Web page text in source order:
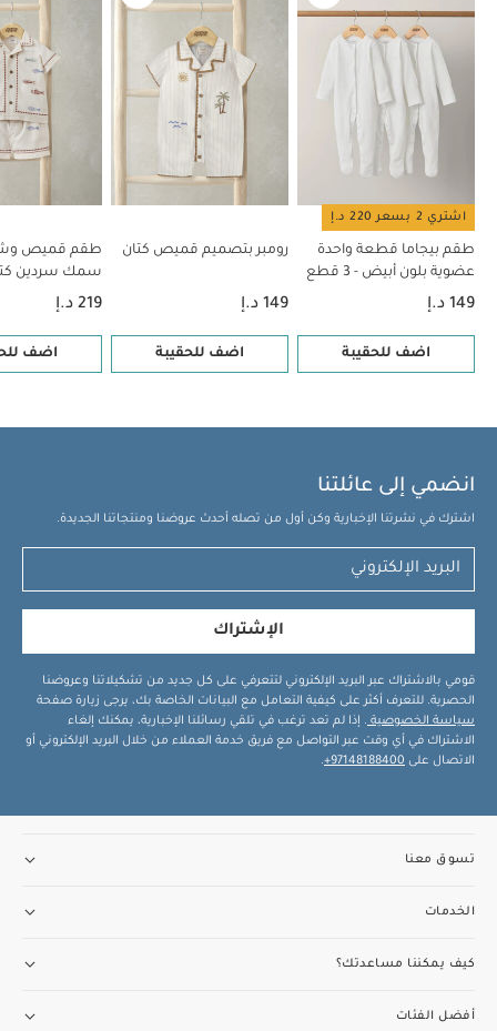
كتان، قطعتين رومبر قصير بنقشة سفاري بالكامل طقم بلوزة بلا أكمام
وشورت بنقشة مخططة كتان
اشتري 2 بسعر 220 د.إ
طقم بيجاما قطعة واحدة
عضوية بلون أبيض - 3 قطع
149 د.إ
اضف للحقيبة
رومبر بتصميم قميص كتان
149 د.إ
اضف للحقيبة
طقم قميص
سمك سردين
قطعتين
219 د.إ
اضف
انضمي إلى عائلتنا
اشترك في نشرتنا الإخبارية وكن أول من تصله أحدث عروضنا ومنتجاتنا الجديدة.
الإشتراك
قومي بالاشتراك عبر البريد الإلكتروني لتتعرفي على كل جديد من تشكيلاتنا وعروضنا
الحصرية. للتعرف أكثر على كيفية التعامل مع البيانات الخاصة بك، يرجى زيارة صفحة
سياسة الخصوصية . إذا لم تعد ترغب في تلقي رسائلنا الإخبارية، يمكنك إلغاء
الاشتراك في أي وقت عبر التواصل مع فريق خدمة العملاء من خلال البريد الإلكتروني أو
الاتصال على 97148188400+
.
تسوق معنا
الخدمات
كيف يمكننا مساعدتك؟
أفضل الفئات